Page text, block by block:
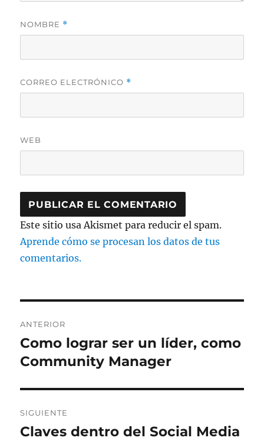
NOMBRE *
CORREO ELECTRÓNICO *
WEB
Este sitio usa Akismet para reducir el spam.
Aprende cómo se procesan los datos de tus
comentarios.
de
entradas
ANTERIOR
Entrada
anterior:
Como lograr ser un líder, como
Community Manager
SIGUIENTE
Entrada
Claves dentro del Social Media